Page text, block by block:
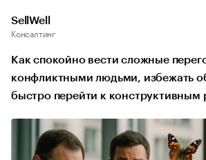
SellWell
Консалтинг
Как спокойно вести сложные
конфликтными людьми, избежать
быстро перейти к конструктивным